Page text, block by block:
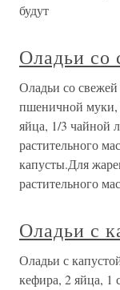
будут
Оладьи со
Оладьи со
пшеничной муки,
яйца, 1/3 чайной
растительного
капусты.Для
растительного
Оладьи с
Оладьи с
кефира, 2 яйца, 1